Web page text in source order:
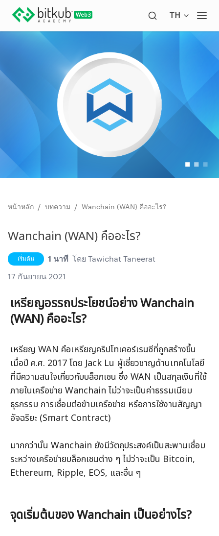
Open
TH
หน้าหลัก / บทความ / Wanchain (WAN) คืออะไร?
Wanchain (WAN) คืออะไร?
เริ่มต้น 1 นาที โดย Tawichat Taneerat
17 กันยายน 2021
เหรียญอรรถประโยชน์อย่าง Wanchain
(WAN) คืออะไร?
เหรียญ WAN คือเหรียญคริปโทเคอร์เรนซีที่ถูกสร้างขึ้น
เมื่อปี ค.ศ. 2017 โดย Jack Lu ผู้เชี่ยวชาญด้านเทคโนโลยี
ที่มีความสนใจเกี่ยวกับบล็อกเชน ซึ่ง WAN เป็นสกุลเงินที่ใช้
ภายในเครือข่าย Wanchain ไม่ว่าจะเป็นค่าธรรมเนียม
ธุรกรรม การเชื่อมต่อข้ามเครือข่าย หรือการใช้งานสัญญา
อัจฉริยะ (Smart Contract)
มากกว่านั้น Wanchain ยังมีวัตถุประสงค์เป็นสะพานเชื่อม
ระหว่างเครือข่ายบล็อกเชนต่าง ๆ ไม่ว่าจะเป็น Bitcoin,
Ethereum, Ripple, EOS, และอื่น ๆ
จุดเริ่มต้นของ Wanchain เป็นอย่างไร?